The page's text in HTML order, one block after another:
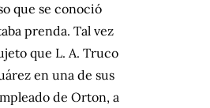
que se conoció
prenda. Tal vez
que L. A. Truco
en una de sus
de Orton, a